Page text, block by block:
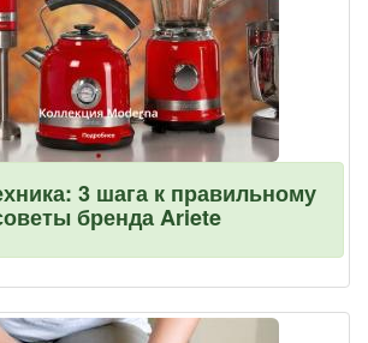
3 шага к правильному
бренда Ariete